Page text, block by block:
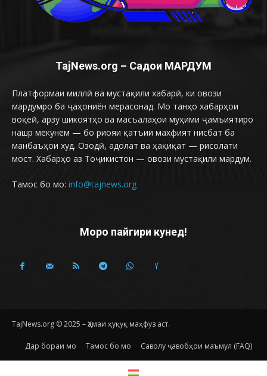
TajNews.org – Садои МАРДУМ
Платформаи миллӣ ва мустақили хабарӣ, ки овози
мардумро ба ҷаҳониён мерасонад. Мо танҳо хабарҳои
воқеӣ, арзу шикоятҳо ва масъалаҳои муҳими ҷамъиятиро
нашр мекунем — бо риояи қатъии махфият нисбат ба
манбаъҳои худ. Озодӣ, адолат ва ҳақиқат — рисолати
мост. Хабарҳо аз Тоҷикистон — овози мустақили мардум.
Тамос бо мо: info@tajnews.org
Моро пайгири кунед!
TajNews.org © 2025 – Ҳамаи ҳуқуқ маҳфуз аст.
Дар бораи мо Тамос бо мо Саволу ҷавобҳои маъмул (FAQ)